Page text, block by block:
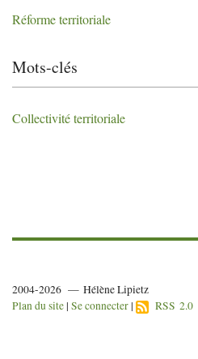
Réforme territoriale
Mots-clés
Collectivité territoriale
2004-2026 — Hélène Lipietz
Plan du site | Se connecter | RSS 2.0